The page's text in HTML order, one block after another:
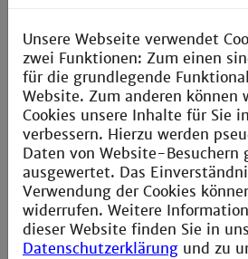
> Makefiles
> Shared Memory
> Threads
> Prozesssynchronisation mittels
> Interprozesskommunikation
Queues
> Linux Gerätetreiber
Unsere Webseite verwendet
zwei Funktionen: Zum einen
für die grundlegende
Website. Zum anderen
Cookies unsere Inhalte für Sie
verbessern. Hierzu werden
Daten von Website-Besuchern
ausgewertet. Das
Verwendung der Cookies
widerrufen. Weitere
dieser Website finden Sie in
Datenschutzerklärung und zu